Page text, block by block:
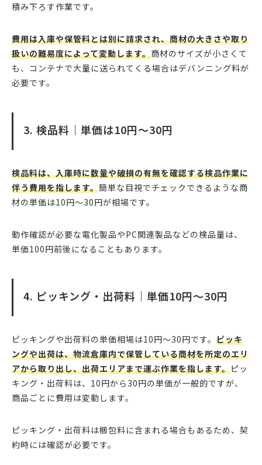
積み下ろす作業です。
費用は入庫や保管料とは別に請求され、商材の大きさや取り
扱いの難易度によって変動します。商材のサイズが小さくて
も、コンテナで大量に送られてくる場合はデバンニング料が
必要です。
3. 検品料｜単価は10円〜30円
検品料は、入庫時に数量や破損の有無を確認する検品作業に
伴う費用を指します。簡単な目視でチェックできるような商
材の単価は10円〜30円が相場です。
動作確認が必要な電化製品やPC関連製品などの検品量は、
単価100円前後になることもあります。
4. ピッキング・出荷料｜単価10円〜30円
ピッキングや出荷料の単価相場は10円〜30円です。 ピッキ
ングや出荷は、物流倉庫内で保管している商材を所定のエリ
アから取り出し、出荷エリアまで運ぶ作業を指します。ピッ
キング・出荷料は、10円から30円の単価が一般的ですが、
商品ごとに費用は変動します。
ピッキング・出荷料は梱包料に含まれる場合もあるため、契
約時には確認が必要です。